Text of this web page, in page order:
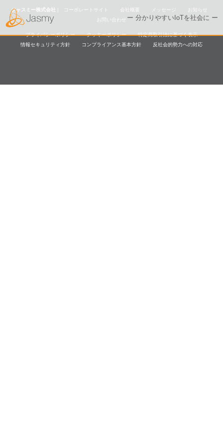
ー 分かりやすいIoTを社会に ー
ジャスミー株式会社 | コーポレートサイト 会社概要 メッセージ
お知らせ
お問い合わせ
プライバシーポリシー クッキーポリシー
特定商取引法に基づく表示
情報セキュリティ方針
コンプライアンス基本方針 反社会的勢力への対応